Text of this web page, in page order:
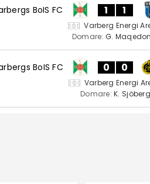
BoIS FC 1 1
Varberg Energi
Domare: G.
BoIS FC 0 0
Varberg Energi
Domare:K. Sjöberg